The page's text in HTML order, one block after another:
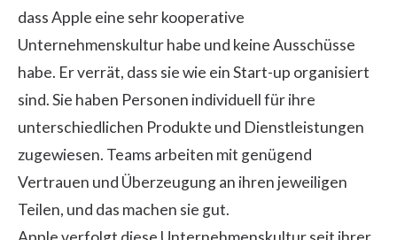
dass Apple eine sehr kooperative
Unternehmenskultur habe und keine Ausschüsse
habe. Er verrät, dass sie wie ein Start-up organisiert
sind. Sie haben Personen individuell für ihre
unterschiedlichen Produkte und Dienstleistungen
zugewiesen. Teams arbeiten mit genügend
Vertrauen und Überzeugung an ihren jeweiligen
Teilen, und das machen sie gut.